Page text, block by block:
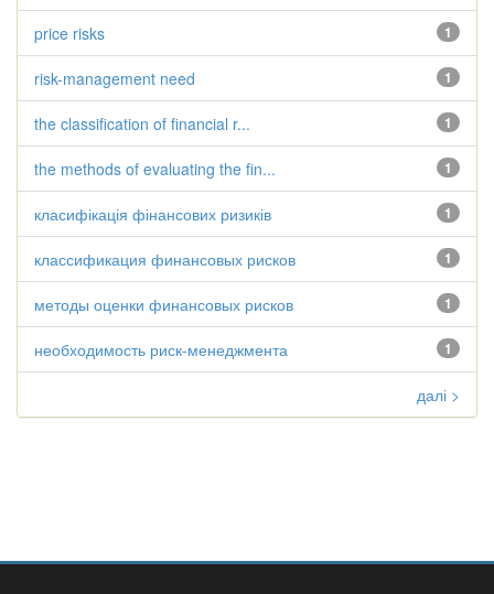
1
price risks
1
risk-management need
1
the classification of financial r...
1
the methods of evaluating the fin...
1
класифікація фінансових ризиків
1
классификация финансовых рисков
1
методы оценки финансовых рисков
1
необходимость риск-менеджмента
далі >